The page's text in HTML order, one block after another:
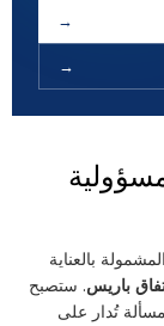
→
→
بالعناية
باريس. ستصبح
مسألة تُدار على